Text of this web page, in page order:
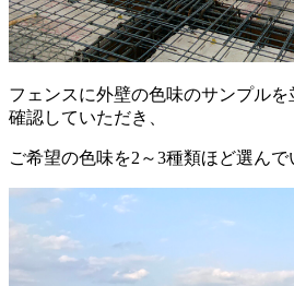
フェンスに外壁の色味のサンプル
確認していただき、
ご希望の色味を2～3種類ほど選んで